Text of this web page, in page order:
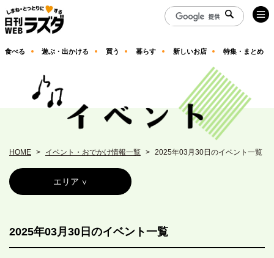
食べる 遊ぶ・出かける 買う 暮らす 新しいお店 特集・まとめ
HOME イベント・おでかけ情報一覧 2025年03月30日のイベント一覧
エリア
2025年03月30日のイベント一覧